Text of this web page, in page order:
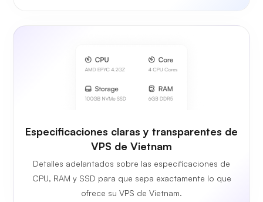
Especificaciones claras y transparentes de
VPS de Vietnam
Detalles adelantados sobre las especificaciones de
CPU, RAM y SSD para que sepa exactamente lo que
ofrece su VPS de Vietnam.